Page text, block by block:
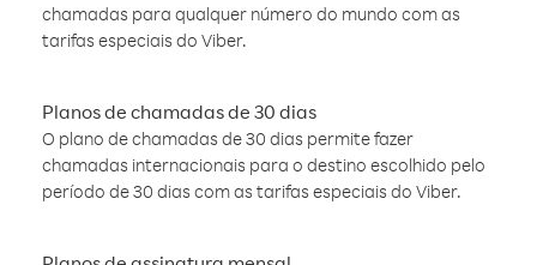
chamadas para qualquer número do mundo com as
tarifas especiais do Viber.
Planos de chamadas de 30 dias
O plano de chamadas de 30 dias permite fazer
chamadas internacionais para o destino escolhido pelo
período de 30 dias com as tarifas especiais do Viber.